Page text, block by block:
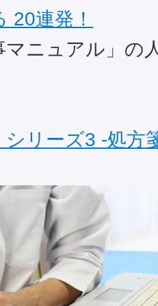
20連発！
マニュアル」の
リーズ3 ‐処方